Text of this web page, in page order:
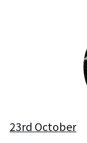
23rd October